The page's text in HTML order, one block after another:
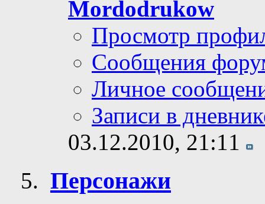
Mordodrukow
Просмотр
Сообщения
Личное
Записи в
03.12.2010, 21:11
Персонажи